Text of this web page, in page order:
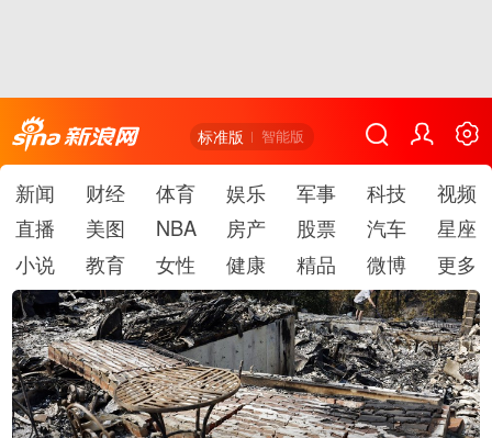
标准版 智能版
新闻 财经 体育 娱乐 军事 科技
视频
直播
美图 NBA 房产 股票 汽车
星座
小说
教育 女性 健康 精品 微博 更多